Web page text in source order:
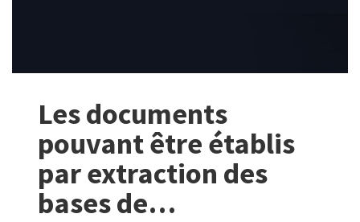
Les documents
pouvant être établis
par extraction des
bases de…